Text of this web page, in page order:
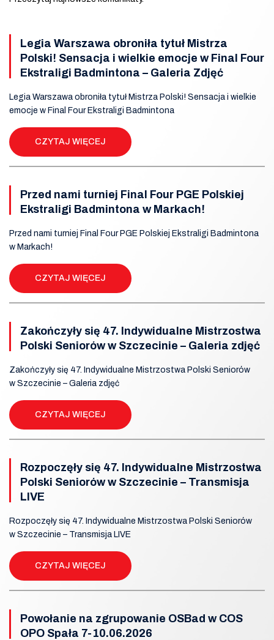
Legia Warszawa obroniła tytuł Mistrza
Polski! Sensacja i wielkie emocje w Final Four
Ekstraligi Badmintona – Galeria Zdjęć
Legia Warszawa obroniła tytuł Mistrza Polski! Sensacja i wielkie
emocje w Final Four Ekstraligi Badmintona
CZYTAJ WIĘCEJ
Przed nami turniej Final Four PGE Polskiej
Ekstraligi Badmintona w Markach!
Przed nami turniej Final Four PGE Polskiej Ekstraligi Badmintona
w Markach!
CZYTAJ WIĘCEJ
Zakończyły się 47. Indywidualne Mistrzostwa
Polski Seniorów w Szczecinie – Galeria zdjęć
Zakończyły się 47. Indywidualne Mistrzostwa Polski Seniorów
w Szczecinie – Galeria zdjęć
CZYTAJ WIĘCEJ
Rozpoczęły się 47. Indywidualne Mistrzostwa
Polski Seniorów w Szczecinie – Transmisja
LIVE
Rozpoczęły się 47. Indywidualne Mistrzostwa Polski Seniorów
w Szczecinie – Transmisja LIVE
CZYTAJ WIĘCEJ
Powołanie na zgrupowanie OSBad w COS
OPO Spała 7-10.06.2026